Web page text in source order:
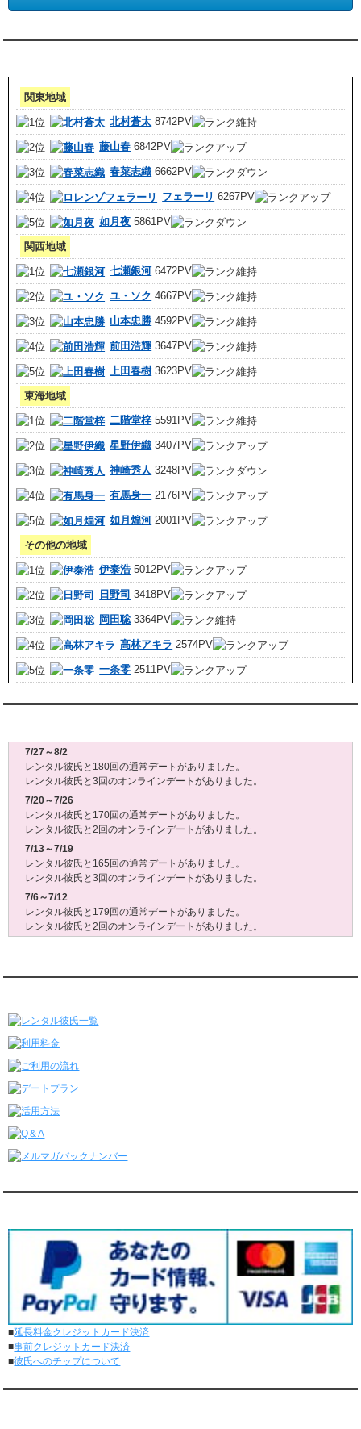
関東地域
北村蒼太 8742PV
藤山春 6842PV
春菜志織 6662PV
フェラーリ 6267PV
如月夜 5861PV
関西地域
七瀬銀河6472PV
ユ・ソク 4667PV
山本忠勝 4592PV
前田浩輝 3647PV
上田春樹 3623PV
東海地域
二階堂梓 5591PV
星野伊織 3407PV
神崎秀人 3248PV
有馬身一 2176PV
如月煌河2001PV
その他の地域
伊泰浩 5012PV
日野司 3418PV
岡田聡3364PV
高林アキラ 2574PV
一条零 2511PV
7/27～8/2
レンタル彼氏と180回の通常デートがありました。
レンタル彼氏と3回のオンラインデートがありました。
7/20～7/26
レンタル彼氏と170回の通常デートがありました。
レンタル彼氏と2回のオンラインデートがありました。
7/13～7/19
レンタル彼氏と165回の通常デートがありました。
レンタル彼氏と3回のオンラインデートがありました。
7/6～7/12
レンタル彼氏と179回の通常デートがありました。
レンタル彼氏と2回のオンラインデートがありました。
レンタル彼氏と3回のオンラインデートがありました。
レンタル彼氏と2回のオンラインデートがありました。
6/15～6/21
レンタル彼氏と4回のオンラインデートがありました。
6/8～6/14
レンタル彼氏と161回の通常デートがありました。
レンタル彼氏と3回のオンラインデートがありました。
6/1～6/7
レンタル彼氏と165回の通常デートがありました。
レンタル彼氏と153回の通常デートがありました。
レンタル彼氏と1回のオンラインデートがありました。
5/11～5/17
レンタル彼氏と164回の通常デートがありました。
レンタル彼氏と2回のオンラインデートがありました。
5/4～5/10
レンタル彼氏と151回の通常デートがありました。
レンタル彼氏と2回のオンラインデートがありました。
■延長料金クレジットカード決済
■事前クレジットカード決済
■彼氏へのチップについて